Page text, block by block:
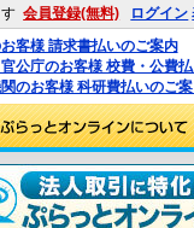
会員登録(無料) ログイン
客様 請求書払いのご案内
公庁のお客様 校費・公費
のお客様 科研費払いのご